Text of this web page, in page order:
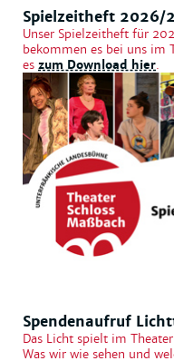
Spielzeitheft 2026/
Unser Spielzeitheft für
bekommen es bei uns im
es zum Download hier.
Spendenaufruf
Das Licht spielt im
Was wir wie sehen und